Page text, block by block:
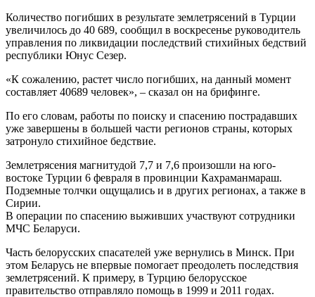
Количество погибших в результате землетрясений в Турции
увеличилось до 40 689, сообщил в воскресенье руководитель
управления по ликвидации последствий стихийных бедствий
республики Юнус Сезер.
«К сожалению, растет число погибших, на данный момент
составляет 40689 человек», – сказал он на брифинге.
По его словам, работы по поиску и спасению пострадавших
уже завершены в большей части регионов страны, которых
затронуло стихийное бедствие.
Землетрясения магнитудой 7,7 и 7,6 произошли на юго-
востоке Турции 6 февраля в провинции Кахраманмараш.
Подземные толчки ощущались и в других регионах, а также в
Сирии.
В операции по спасению выживших участвуют сотрудники
МЧС Беларуси.
Часть белорусских спасателей уже вернулись в Минск. При
этом Беларусь не впервые помогает преодолеть последствия
землетрясений. К примеру, в Турцию белорусское
правительство отправляло помощь в 1999 и 2011 годах.